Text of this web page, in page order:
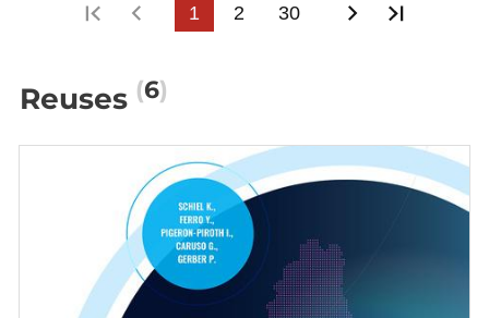
First pagePrevious page
1 2 30 Next page
Reuses 6